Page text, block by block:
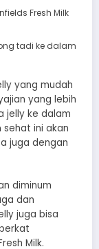
Fresh Milk
tadi ke dalam
yang mudah
yang lebih
jelly ke dalam
sehat ini akan
juga dengan
diminum
dan
juga bisa
Milk.